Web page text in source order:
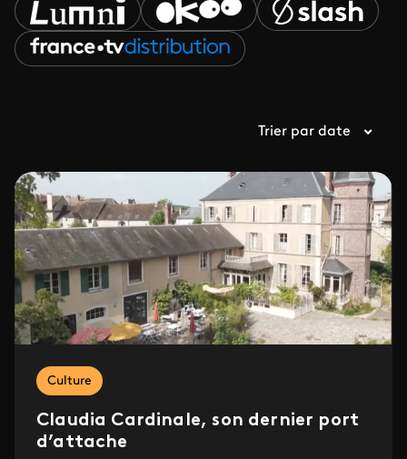
Trier par date
Culture
Claudia Cardinale, son dernier port
d’attache